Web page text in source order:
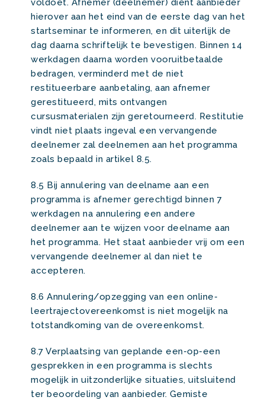
voldoet. Afnemer (deelnemer) dient aanbieder
hierover aan het eind van de eerste dag van het
startseminar te informeren, en dit uiterlijk de
dag daarna schriftelijk te bevestigen. Binnen 14
werkdagen daarna worden vooruitbetaalde
bedragen, verminderd met de niet
restitueerbare aanbetaling, aan afnemer
gerestitueerd, mits ontvangen
cursusmaterialen zijn geretourneerd. Restitutie
vindt niet plaats ingeval een vervangende
deelnemer zal deelnemen aan het programma
zoals bepaald in artikel 8.5.
8.5 Bij annulering van deelname aan een
programma is afnemer gerechtigd binnen 7
werkdagen na annulering een andere
deelnemer aan te wijzen voor deelname aan
het programma. Het staat aanbieder vrij om een
vervangende deelnemer al dan niet te
accepteren.
8.6 Annulering/opzegging van een online-
leertrajectovereenkomst is niet mogelijk na
totstandkoming van de overeenkomst.
8.7 Verplaatsing van geplande een-op-een
gesprekken in een programma is slechts
mogelijk in uitzonderlijke situaties, uitsluitend
ter beoordeling van aanbieder. Gemiste